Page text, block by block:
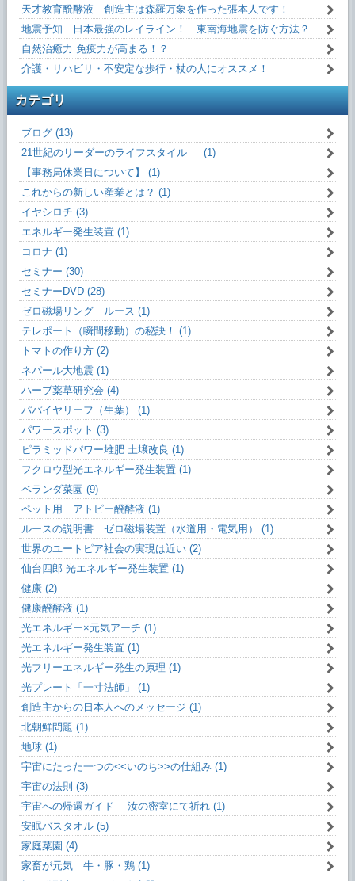
天才教育醗酵液 創造主は森羅万象を作った張本人です！
地震予知 日本最強のレイライン！ 東南海地震を防ぐ方法？
自然治癒力 免疫力が高まる！？
介護・リハビリ・不安定な歩行・杖の人にオススメ！
カテゴリ
ブログ (13)
21世紀のリーダーのライフスタイル (1)
【事務局休業日について】 (1)
これからの新しい産業とは？ (1)
イヤシロチ (3)
エネルギー発生装置 (1)
コロナ (1)
セミナー (30)
セミナーDVD (28)
ゼロ磁場リング ルース (1)
テレポート（瞬間移動）の秘訣！ (1)
トマトの作り方 (2)
ネパール大地震 (1)
ハーブ薬草研究会 (4)
パパイヤリーフ（生葉） (1)
パワースポット (3)
ピラミッドパワー堆肥 土壌改良 (1)
フクロウ型光エネルギー発生装置 (1)
ベランダ菜園 (9)
ペット用 アトピー醗酵液 (1)
ルースの説明書 ゼロ磁場装置（水道用・電気用） (1)
世界のユートピア社会の実現は近い (2)
仙台四郎 光エネルギー発生装置 (1)
健康 (2)
健康醗酵液 (1)
光エネルギー×元気アーチ (1)
光エネルギー発生装置 (1)
光フリーエネルギー発生の原理 (1)
光プレート「一寸法師」 (1)
創造主からの日本人へのメッセージ (1)
北朝鮮問題 (1)
地球 (1)
宇宙にたった一つの<<いのち>>の仕組み (1)
宇宙の法則 (3)
宇宙への帰還ガイド 汝の密室にて祈れ (1)
安眠バスタオル (5)
家庭菜園 (4)
家畜が元気 牛・豚・鶏 (1)